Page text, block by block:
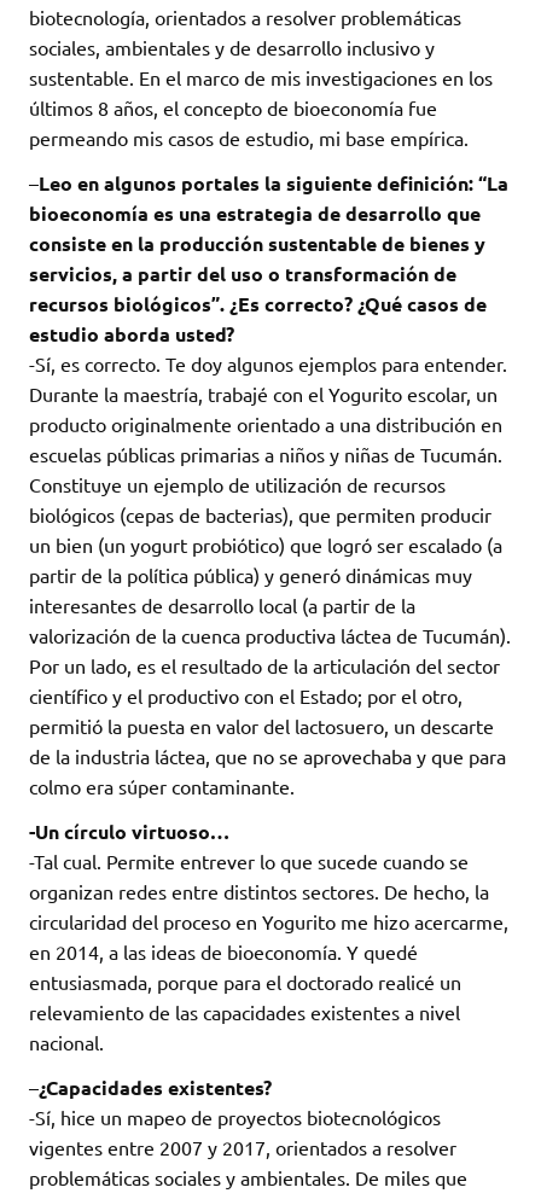
biotecnología, orientados a resolver problemáticas
sociales, ambientales y de desarrollo inclusivo y
sustentable. En el marco de mis investigaciones en los
últimos 8 años, el concepto de bioeconomía fue
permeando mis casos de estudio, mi base empírica.
–Leo en algunos portales la siguiente definición: “La
bioeconomía es una estrategia de desarrollo que
consiste en la producción sustentable de bienes y
servicios, a partir del uso o transformación de
recursos biológicos”. ¿Es correcto? ¿Qué casos de
estudio aborda usted?
-Sí, es correcto. Te doy algunos ejemplos para entender.
Durante la maestría, trabajé con el Yogurito escolar, un
producto originalmente orientado a una distribución en
escuelas públicas primarias a niños y niñas de Tucumán.
Constituye un ejemplo de utilización de recursos
biológicos (cepas de bacterias), que permiten producir
un bien (un yogurt probiótico) que logró ser escalado (a
partir de la política pública) y generó dinámicas muy
interesantes de desarrollo local (a partir de la
valorización de la cuenca productiva láctea de Tucumán).
Por un lado, es el resultado de la articulación del sector
científico y el productivo con el Estado; por el otro,
permitió la puesta en valor del lactosuero, un descarte
de la industria láctea, que no se aprovechaba y que para
colmo era súper contaminante.
-Un círculo virtuoso…
-Tal cual. Permite entrever lo que sucede cuando se
organizan redes entre distintos sectores. De hecho, la
circularidad del proceso en Yogurito me hizo acercarme,
en 2014, a las ideas de bioeconomía. Y quedé
entusiasmada, porque para el doctorado realicé un
relevamiento de las capacidades existentes a nivel
nacional.
–¿Capacidades existentes?
-Sí, hice un mapeo de proyectos biotecnológicos
vigentes entre 2007 y 2017, orientados a resolver
problemáticas sociales y ambientales. De miles que